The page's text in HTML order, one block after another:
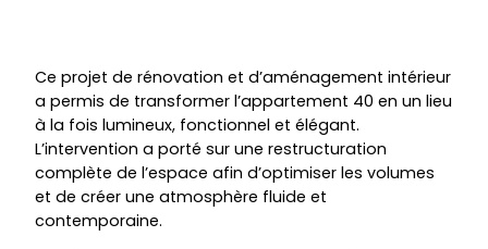
Ce projet de rénovation et d’aménagement intérieur
a permis de transformer l’appartement 40 en un lieu
à la fois lumineux, fonctionnel et élégant.
L’intervention a porté sur une restructuration
complète de l’espace afin d’optimiser les volumes
et de créer une atmosphère fluide et
contemporaine.